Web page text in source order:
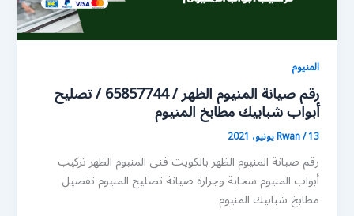
المنيوم
رقم صيانة المنيوم الظهر / 65857744 / تصليح
أبواب شبابيك مطابخ المنيوم
Rwan/13 يونيو، 2021
رقم صيانة المنيوم الظهر بالكويت فني المنيوم الظهر تركيب
أبواب المنيوم سحابة وجرارة صيانة تصليح المنيوم تفصيل
مطابخ شبابيك المنيوم